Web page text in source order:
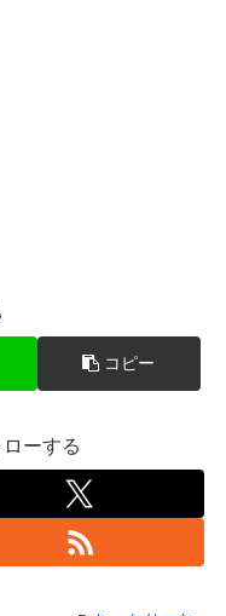
コピー
ーする